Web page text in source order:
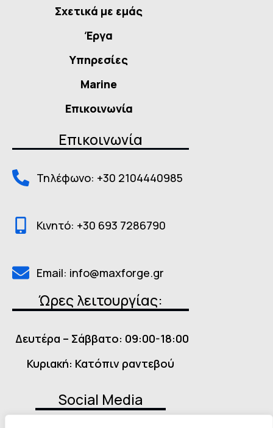
Σχετικά με εμάς
Έργα
Υπηρεσίες
Marine
Επικοινωνία
Επικοινωνία
Τηλέφωνο: +30 2104440985
Κινητό: +30 693 7286790
Email: info@maxforge.gr
Ώρες λειτουργίας:
Δευτέρα – Σάββατο: 09:00-18:00
Κυριακή: Κατόπιν ραντεβού
Social Media